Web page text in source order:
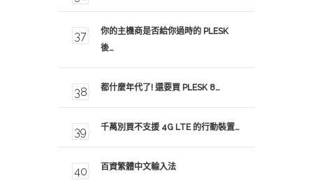
你的主機商是否給你過時的 PLESK
後…
都什麼年代了! 還要買 PLESK 8…
千萬別買不支援 4G LTE 的行動裝置…
百資繁體中文輸入法